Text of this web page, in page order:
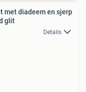
met diadeem en sjerp
glit
Details